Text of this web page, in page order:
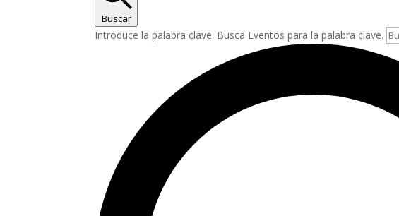
Buscar
Introduce la palabra clave. Busca Eventos para la palabra clave.